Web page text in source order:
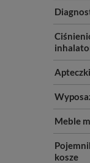
Meble
kosze